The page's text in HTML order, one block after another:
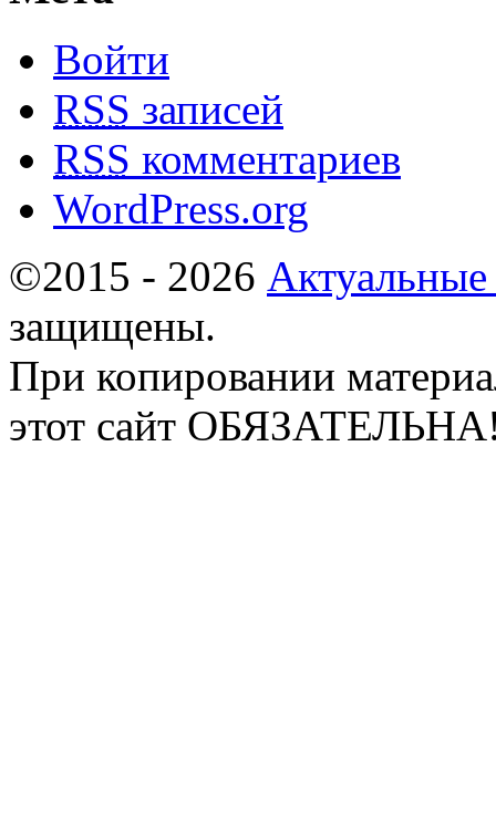
Войти
RSS записей
RSS комментариев
WordPress.org
©2015 - 2026
защищены.
При копировании
этот сайт